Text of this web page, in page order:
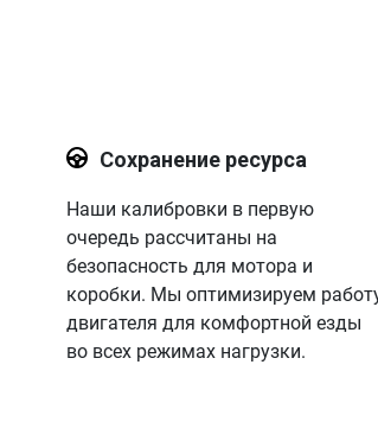
Сохранение ресурса
Наши калибровки в первую
очередь рассчитаны на
безопасность для мотора и
коробки. Мы оптимизируем
двигателя для комфортной езды
во всех режимах нагрузки.